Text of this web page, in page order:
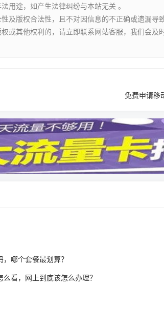
用途，如产生法律纠纷与本站无关 。
及版权合法性，且不对因信息的不正确或遗漏导
或其他权利的，请立即联系网站客服，我们会及时
免费申请移
哪个套餐最划算？
看，网上到底该怎么办理？